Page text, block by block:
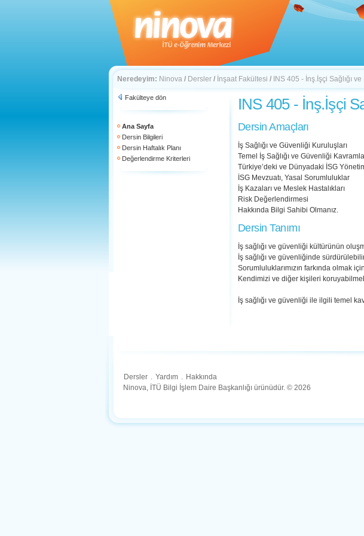
Neredeyim: Ninova / Dersler / İnşaat Fakültesi / INS 405 - İnş.İşçi Sağlığı
Fakülteye dön
Ana Sayfa
Dersin Bilgileri
Dersin Haftalık Planı
Değerlendirme Kriterleri
INS 405 - İnş.İşçi
Dersin Amaçları
İş Sağlığı ve Güvenliği Kuruluşları
Temel İş Sağlığı ve Güvenliği
Türkiye’deki ve Dünyadaki İSG
İSG Mevzuatı, Yasal Sorumluluklar
İş Kazaları ve Meslek Hastalıkları
Risk Değerlendirmesi
Hakkında Bilgi Sahibi Olmanız.
Dersin Tanımı
İş sağlığı ve güvenliği kültürünün
İş sağlığı ve güvenliğinde
Sorumluluklarımızın farkında olmak
Kendimizi ve diğer kişileri
İş sağlığı ve güvenliği ile ilgili temel
Dersler . Yardım . Hakkında
Ninova, İTÜ Bilgi İşlem Daire Başkanlığı ürünüdür. © 2026